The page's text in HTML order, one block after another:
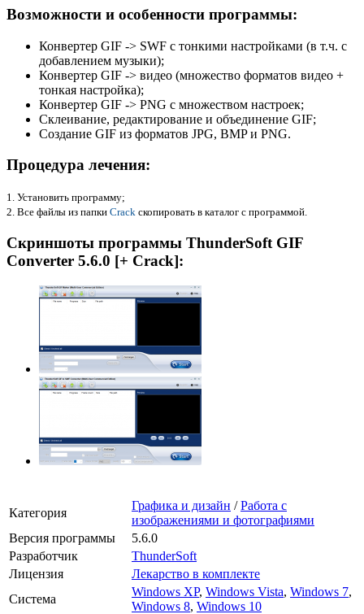
Возможности и особенности программы:
Конвертер GIF -> SWF с тонкими настройками (в т.ч. с
добавлением музыки);
Конвертер GIF -> видео (множество форматов видео +
тонкая настройка);
Конвертер GIF -> PNG с множеством настроек;
Склеивание, редактирование и объединение GIF;
Создание GIF из форматов JPG, BMP и PNG.
Процедура лечения:
1. Установить программу;
2. Все файлы из папки Crack скопировать в каталог с программой.
Скриншоты программы ThunderSoft GIF
Converter 5.6.0 [+ Crack]:
Категория
Графика и дизайн /Работа с
изображениями и фотографиями
Версия программы
5.6.0
Разработчик
ThunderSoft
Лицензия
Лекарство в комплекте
Система
Windows XP, Windows Vista, Windows 7,
Windows 8, Windows 10